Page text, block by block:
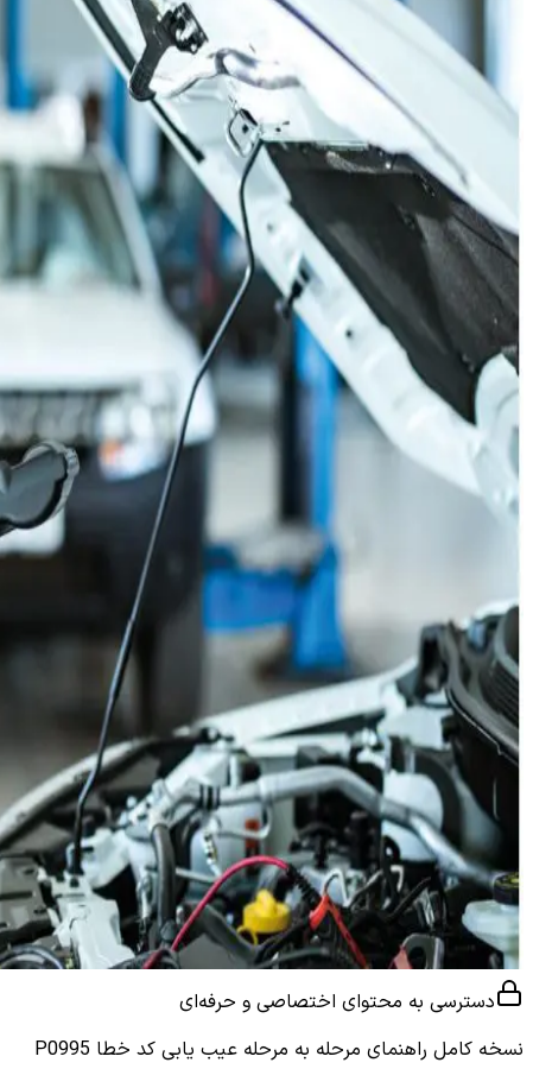
دسترسی به محتوای اختصاصی و حرفه‌ای
نسخه کامل راهنمای مرحله به مرحله عیب یابی کد خطا P0995